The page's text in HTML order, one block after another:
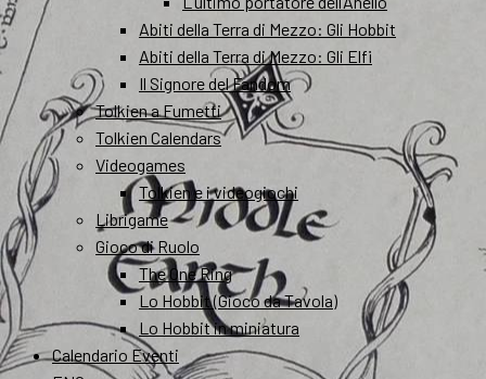
Abiti della Terra di Mezzo: Gli Hobbit
Abiti della Terra di Mezzo: Gli Elfi
Il Signore del Fandom
Tolkien a Fumetti
Tolkien Calendars
Videogames
Tolkien e i videogiochi
Librigame
Gioco di Ruolo
The One Ring
Lo Hobbit (Gioco da Tavola)
Lo Hobbit in miniatura
Calendario Eventi